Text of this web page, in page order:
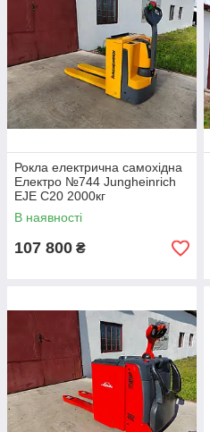
Рокла електрична самохідна
Електро №744 Jungheinrich
EJE С20 2000кг
В наявності
107 800 ₴